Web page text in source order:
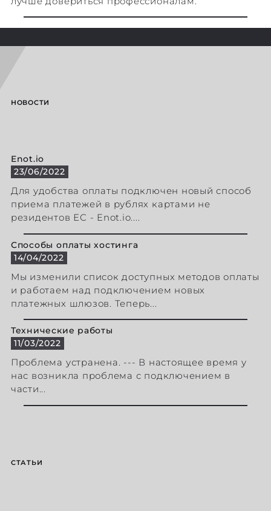
НОВОСТИ
Enot.io
23/06/2022
Для удобства оплаты подключен новый способ
приема платежей в рублях картами не
резидентов ЕС - Enot.io....
Способы оплаты хостинга
14/04/2022
Мы изменили список доступных методов оплаты
и работаем над подключением новых
платежных шлюзов. Теперь...
Технические работы
11/03/2022
Проблема устранена. --- В настоящее время у
нас возникла проблема с подключением в
части...
СТАТЬИ